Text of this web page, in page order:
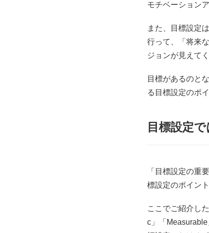
モチベーション
また、目標設定
行って、「将来
ジョンが見えて
目標があるのと
る目標設定のポ
目標設定
「目標設定の重
標設定のポイン
ここでご紹介し
c」「